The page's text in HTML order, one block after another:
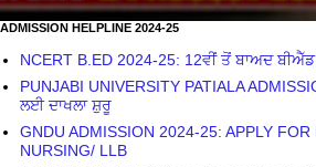
ADMISSION HELPLINE 2024-25
NCERT B.ED 2024-25: 12ਵੀਂ ਤੋਂ ਬਾਅਦ
PUNJABI UNIVERSITY PATIALA
ਲਈ ਦਾਖਲਾ ਸ਼ੁਰੂ
GNDU ADMISSION 2024-25: APPLY FOR
NURSING/ LLB